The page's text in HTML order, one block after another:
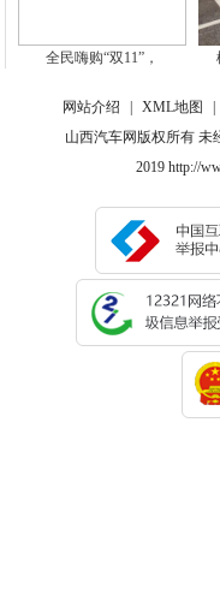
全民嗨购“双11”，
网站介绍 XML地图
山西汽车网版权所有 未
2019 http://